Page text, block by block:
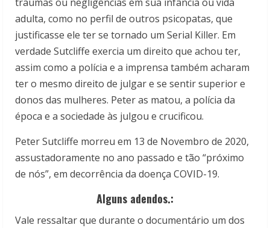
adulta, como no perfil de outros psicopatas, que
justificasse ele ter se tornado um Serial Killer. Em
verdade Sutcliffe exercia um direito que achou ter,
assim como a polícia e a imprensa também acharam
ter o mesmo direito de julgar e se sentir superior e
donos das mulheres. Peter as matou, a polícia da
época e a sociedade às julgou e crucificou.
Peter Sutcliffe morreu em 13 de Novembro de 2020,
assustadoramente no ano passado e tão “próximo
de nós”, em decorrência da doença COVID-19.
Alguns adendos.:
Vale ressaltar que durante o documentário um dos